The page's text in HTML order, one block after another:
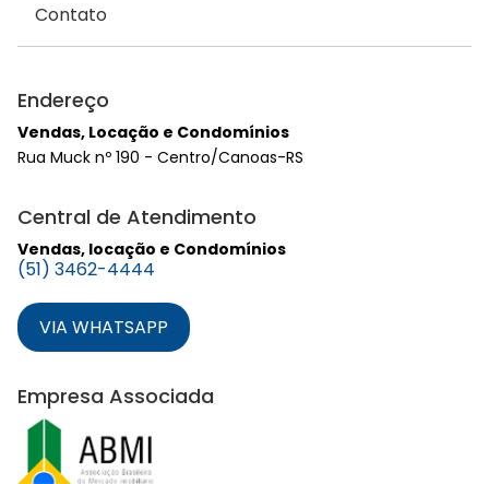
Contato
Endereço
Vendas, Locação e Condomínios
Rua Muck nº 190 - Centro/Canoas-RS
Central de Atendimento
Vendas, locação e Condomínios
(51) 3462-4444
VIA WHATSAPP
Empresa Associada